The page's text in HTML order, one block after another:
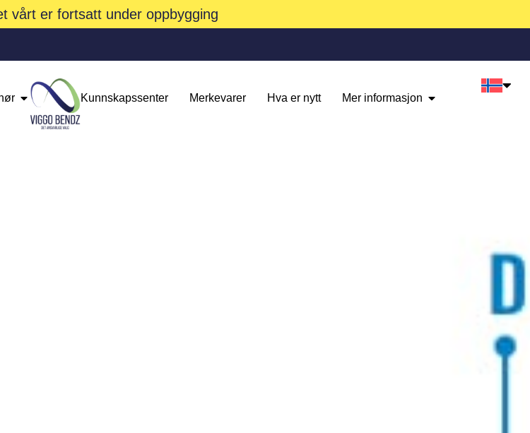
vårt er fortsatt under oppbygging
Kunnskapssenter Merkevarer Hva er nytt Mer informasjon